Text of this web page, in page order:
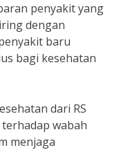
penyakit yang
dengan
baru
bagi kesehatan
dari RS
wabah
menjaga